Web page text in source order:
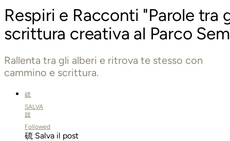
Respiri e Racconti "Parole tra
scrittura creativa al Parco
Rallenta tra gli alberi e ritrova te stesso con
cammino e scrittura.
SALVA
Followed
Salva il post